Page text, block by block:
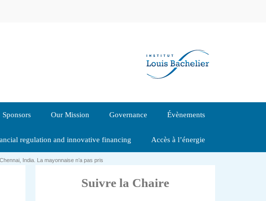
Sponsors Our Mission Governance Évènements
regulation and innovative financing Accès à l’énergie
India. La mayonnaise n’a pas pris
Suivre la Chaire